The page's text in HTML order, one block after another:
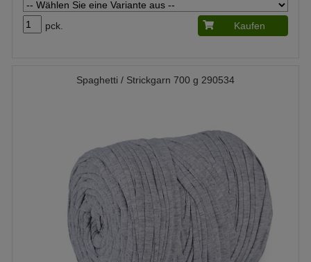
pck. Kaufen
Spaghetti / Strickgarn 700 g 290534